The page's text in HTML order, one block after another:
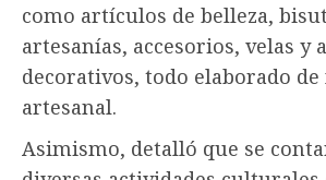
como artículos de belleza,
artesanías, accesorios, velas y
decorativos, todo elaborado
artesanal.
Asimismo, detalló que se